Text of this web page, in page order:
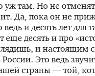
уж там. Но не
Да, пока он не
и десять лет для
десять и про
и настоящим
Это ведь
страны — той,